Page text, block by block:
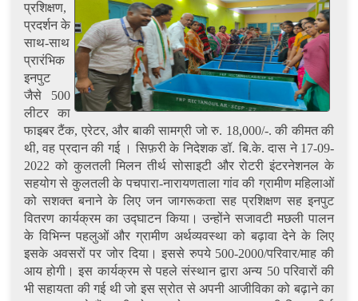
प्रशिक्षण,
प्रदर्शन के
साथ-साथ
प्रारंभिक
इनपुट
जैसे 500
लीटर का
फाइबर टैंक, एरेटर, और बाकी सामग्री जो रु. 18,000/-. की कीमत की
थी, वह प्रदान की गई । सिफ़री के निदेशक डॉ. बि.के. दास ने 17-09-
2022 को कुलतली मिलन तीर्थ सोसाइटी और रोटरी इंटरनेशनल के
सहयोग से कुलतली के पचपारा-नारायणताला गांव की ग्रामीण महिलाओं
को सशक्त बनाने के लिए जन जागरूकता सह प्रशिक्षण सह इनपुट
वितरण कार्यक्रम का उद्घाटन किया। उन्होंने सजावटी मछली पालन
के विभिन्न पहलुओं और ग्रामीण अर्थव्यवस्था को बढ़ावा देने के लिए
इसके अवसरों पर जोर दिया। इससे रुपये 500-2000/परिवार/माह की
आय होगी। इस कार्यक्रम से पहले संस्थान द्वारा अन्य 50 परिवारों की
भी सहायता की गई थी जो इस स्रोत से अपनी आजीविका को बढ़ाने का